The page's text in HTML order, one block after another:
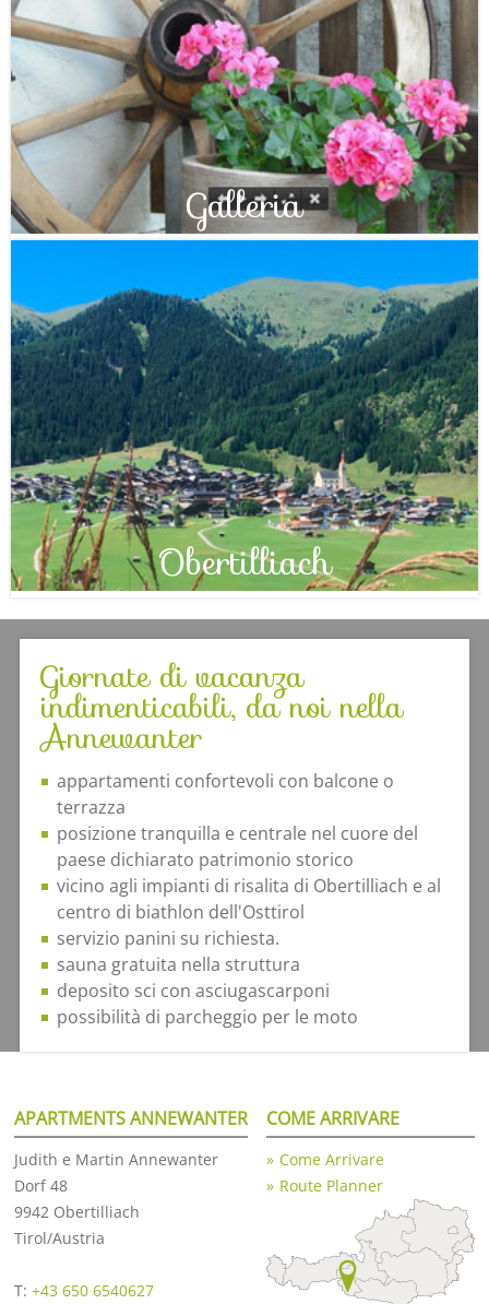
Galleria
Obertilliach
Giornate di vacanza
indimenticabili, da noi nella
Annewanter
appartamenti confortevoli con balcone o
terrazza
posizione tranquilla e centrale nel cuore del
paese dichiarato patrimonio storico
vicino agli impianti di risalita di Obertilliach e al
centro di biathlon dell'Osttirol
servizio panini su richiesta.
sauna gratuita nella struttura
deposito sci con asciugascarponi
possibilità di parcheggio per le moto
APARTMENTS ANNEWANTER
Judith e Martin Annewanter
Dorf 48
9942 Obertilliach
Tirol/Austria
T:+43 650 6540627
COME ARRIVARE
Come Arrivare
Route Planner